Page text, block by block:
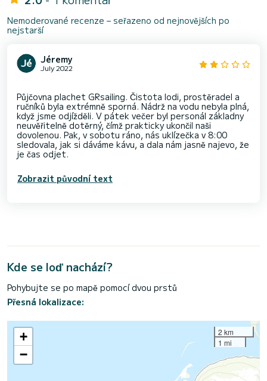
Nemoderované recenze – seřazeno od nejnovějších po
nejstarší
Jéremy
July 2022
Půjčovna plachet GRsailing. Čistota lodi, prostěradel a
ručníků byla extrémně sporná. Nádrž na vodu nebyla plná,
když jsme odjížděli. V pátek večer byl personál základny
neuvěřitelně dotěrný, čímž prakticky ukončil naši
dovolenou. Pak, v sobotu ráno, nás uklízečka v 8:00
sledovala, jak si dáváme kávu, a dala nám jasně najevo, že
Zobrazit původní text
Kde se loď nachází?
Pohybujte se po mapě pomocí dvou prstů
Přesná lokalizace:
+
−
2 km
1 mi